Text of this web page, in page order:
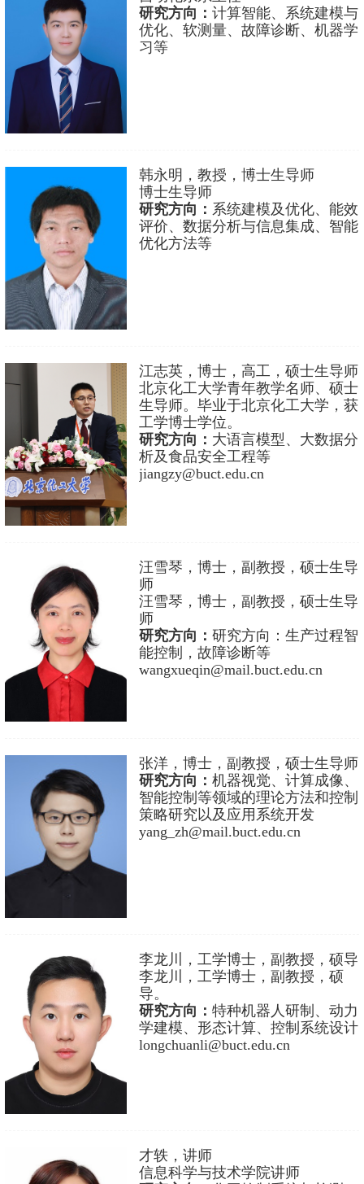
研究方向： 计算智能、系统建模与
优化、软测量、故障诊断、机器学
习等
韩永明，教授，博士生导师
博士生导师
研究方向： 系统建模及优化、能效
评价、数据分析与信息集成、智能
优化方法等
江志英，博士，高工，硕士生导师
北京化工大学青年教学名师、硕士
生导师。毕业于北京化工大学，获
工学博士学位。
研究方向： 大语言模型、大数据分
析及食品安全工程等
jiangzy@buct.edu.cn
汪雪琴，博士，副教授，硕士生导
师
汪雪琴，博士，副教授，硕士生导
师
研究方向： 研究方向：生产过程智
能控制，故障诊断等
wangxueqin@mail.buct.edu.cn
张洋，博士，副教授，硕士生导师
研究方向： 机器视觉、计算成像、
智能控制等领域的理论方法和控制
策略研究以及应用系统开发
yang_zh@mail.buct.edu.cn
李龙川，工学博士，副教授，硕导
李龙川，工学博士，副教授，硕
导。
研究方向： 特种机器人研制、动力
学建模、形态计算、控制系统设计
longchuanli@buct.edu.cn
才轶，讲师
信息科学与技术学院讲师